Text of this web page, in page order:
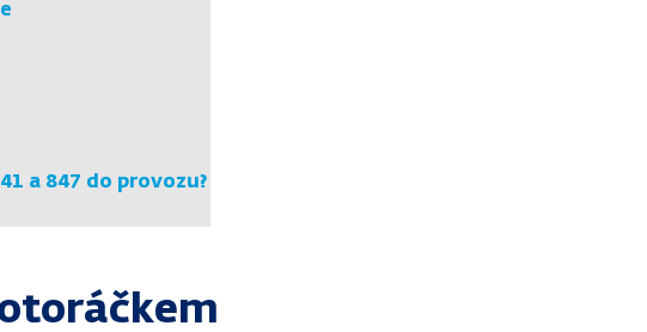
a 847 do provozu?